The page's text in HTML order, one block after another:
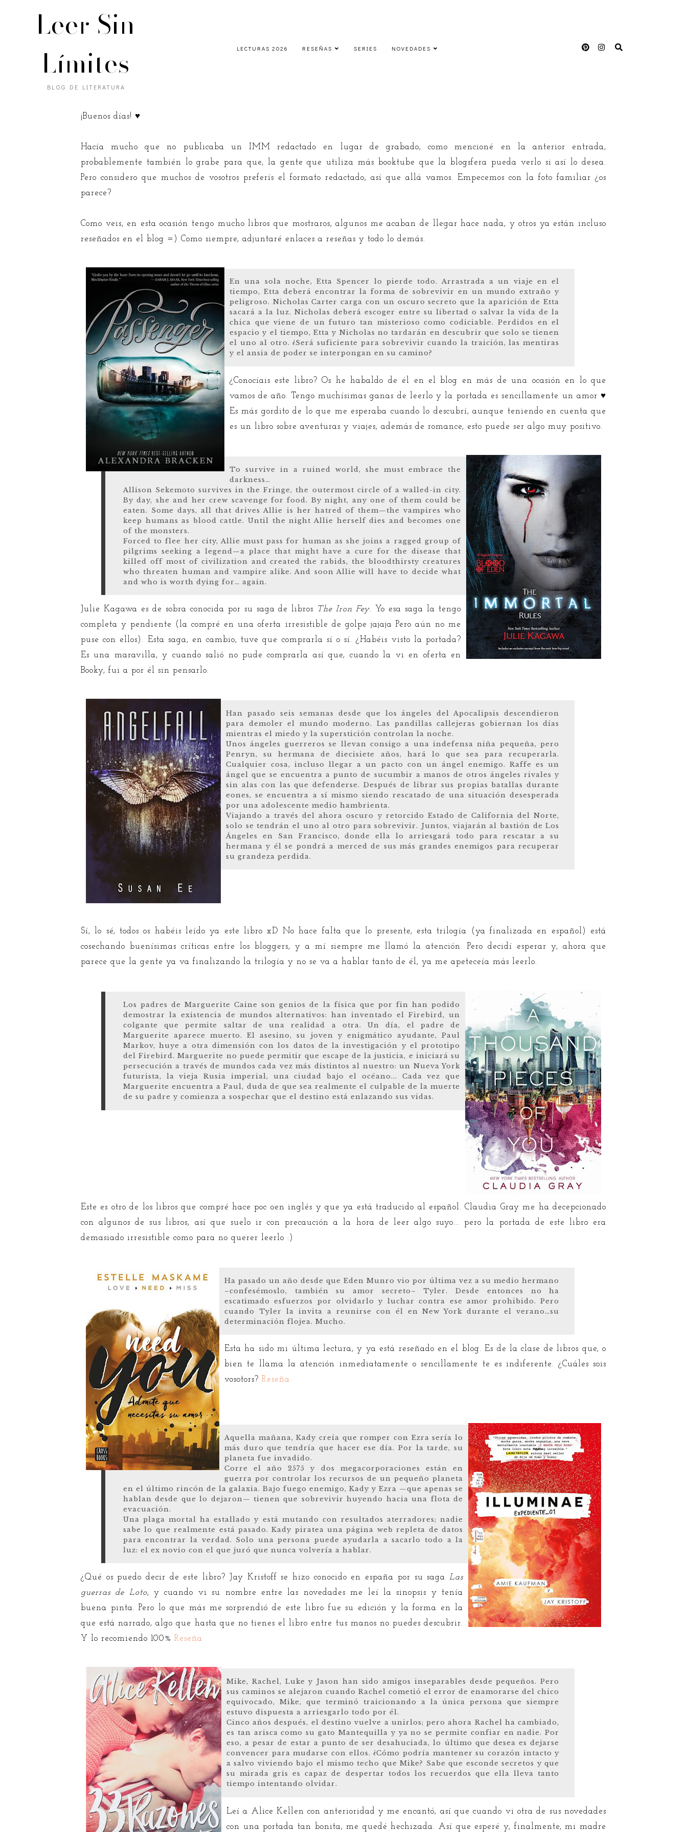
Leer Sin
Límites
BLOG DE LITERATURA
LECTURAS 2026 RESEÑAS SERIES NOVEDADES
¡Buenos días! ♥
Hacía mucho que no publicaba un IMM redactado en lugar de grabado, como mencioné en la anterior entrada,
probablemente también lo grabe para que, la gente que utiliza más booktube que la blogsfera pueda verlo si así lo desea.
Pero considero que muchos de vosotros preferís el formato redactado, así que allá vamos. Empecemos con la foto familiar ¿os
parece?
Como veis, en esta ocasión tengo mucho libros que mostraros, algunos me acaban de llegar hace nada, y otros ya están incluso
reseñados en el blog =) Como siempre, adjuntaré enlaces a reseñas y todo lo demás.
En una sola noche, Etta Spencer lo pierde todo. Arrastrada a un viaje en el
tiempo, Etta deberá encontrar la forma de sobrevivir en un mundo extraño y
peligroso. Nicholas Carter carga con un oscuro secreto que la aparición de Etta
sacará a la luz. Nicholas deberá escoger entre su libertad o salvar la vida de la
chica que viene de un futuro tan misterioso como codiciable. Perdidos en el
espacio y el tiempo, Etta y Nicholas no tardarán en descubrir que solo se tienen
el uno al otro. ¿Será suficiente para sobrevivir cuando la traición, las mentiras
y el ansia de poder se interpongan en su camino?
¿Conocíais este libro? Os he habaldo de él en el blog en más de una ocasión en lo que
vamos de año. Tengo muchísimas ganas de leerlo y la portada es sencillamente un amor ♥
Es más gordito de lo que me esperaba cuando lo descubrí, aunque teniendo en cuenta que
es un libro sobre aventuras y viajes, además de romance, esto puede ser algo muy positivo.
To survive in a ruined world, she must embrace the
darkness…
Allison Sekemoto survives in the Fringe, the outermost circle of a walled-in city.
By day, she and her crew scavenge for food. By night, any one of them could be
eaten. Some days, all that drives Allie is her hatred of them—the vampires who
keep humans as blood cattle. Until the night Allie herself dies and becomes one
of the monsters.
Forced to flee her city, Allie must pass for human as she joins a ragged group of
pilgrims seeking a legend—a place that might have a cure for the disease that
killed off most of civilization and created the rabids, the bloodthirsty creatures
who threaten human and vampire alike. And soon Allie will have to decide what
and who is worth dying for… again.
Julie Kagawa es de sobra conocida por su saga de libros The Iron Fey. Yo esa saga la tengo
completa y pendiente (la compré en una oferta irresistible de golpe jajaja Pero aún no me
puse con ellos). Esta saga, en cambio, tuve que comprarla sí o sí. ¿Habéis visto la portada?
Es una maravilla, y cuando salió no pude comprarla así que, cuando la vi en oferta en
Booky, fui a por él sin pensarlo.
Han pasado seis semanas desde que los ángeles del Apocalipsis descendieron
para demoler el mundo moderno. Las pandillas callejeras gobiernan los días
mientras el miedo y la superstición controlan la noche.
Unos ángeles guerreros se llevan consigo a una indefensa niña pequeña, pero
Penryn, su hermana de diecisiete años, hará lo que sea para recuperarla.
Cualquier cosa, incluso llegar a un pacto con un ángel enemigo. Raffe es un
ángel que se encuentra a punto de sucumbir a manos de otros ángeles rivales y
sin alas con las que defenderse. Después de librar sus propias batallas durante
eones, se encuentra a sí mismo siendo rescatado de una situación desesperada
por una adolescente medio hambrienta.
Viajando a través del ahora oscuro y retorcido Estado de California del Norte,
solo se tendrán el uno al otro para sobrevivir. Juntos, viajarán al bastión de Los
Ángeles en San Francisco, donde ella lo arriesgará todo para rescatar a su
hermana y él se pondrá a merced de sus más grandes enemigos para recuperar
su grandeza perdida.
Sí, lo sé, todos os habéis leído ya este libro xD No hace falta que lo presente, esta trilogía (ya finalizada en español) está
cosechando buenísimas críticas entre los bloggers, y a mí siempre me llamó la atención. Pero decidí esperar y, ahora que
parece que la gente ya va finalizando la trilogía y no se va a hablar tanto de él, ya me apeteceía más leerlo.
Los padres de Marguerite Caine son genios de la física que por fin han podido
demostrar la existencia de mundos alternativos: han inventado el Firebird, un
colgante que permite saltar de una realidad a otra. Un día, el padre de
Marguerite aparece muerto. El asesino, su joven y enigmático ayudante, Paul
Markov, huye a otra dimensión con los datos de la investigación y el prototipo
del Firebird. Marguerite no puede permitir que escape de la justicia, e iniciará su
persecución a través de mundos cada vez más distintos al nuestro: un Nueva York
futurista, la vieja Rusia imperial, una ciudad bajo el océano... Cada vez que
Marguerite encuentra a Paul, duda de que sea realmente el culpable de la muerte
de su padre y comienza a sospechar que el destino está enlazando sus vidas.
Este es otro de los libros que compré hace poc oen inglés y que ya está traducido al español. Claudia Gray me ha decepcionado
con algunos de sus libros, así que suelo ir con precaución a la hora de leer algo suyo... pero la portada de este libro era
demasiado irresistible como para no querer leerlo :)
Ha pasado un año desde que Eden Munro vio por última vez a su medio hermano
–confesémoslo, también su amor secreto– Tyler. Desde entonces no ha
escatimado esfuerzos por olvidarlo y luchar contra ese amor prohibido. Pero
cuando Tyler la invita a reunirse con él en New York durante el verano…su
determinación flojea. Mucho.
Esta ha sido mi última lectura, y ya está reseñado en el blog. Es de la clase de libros que, o
bien te llama la atención inmediatamente o sencillamente te es indiferente. ¿Cuáles sois
vosotors? Reseña
Aquella mañana, Kady creía que romper con Ezra sería lo
más duro que tendría que hacer ese día. Por la tarde, su
planeta fue invadido.
Corre el año 2575 y dos megacorporaciones están en
guerra por controlar los recursos de un pequeño planeta
en el último rincón de la galaxia. Bajo fuego enemigo, Kady y Ezra —que apenas se
hablan desde que lo dejaron— tienen que sobrevivir huyendo hacia una flota de
evacuación.
Una plaga mortal ha estallado y está mutando con resultados aterradores; nadie
sabe lo que realmente está pasado. Kady piratea una página web repleta de datos
para encontrar la verdad. Solo una persona puede ayudarla a sacarlo todo a la
luz: el ex novio con el que juró que nunca volvería a hablar.
¿Qué os puedo decir de este libro? Jay Kristoff se hizo conocido en españa por su sagaLas
guerras de Loto, y cuando vi su nombre entre las novedades me leí la sinopsis y tenía
buena pinta. Pero lo que más me sorprendió de este libro fue su edición y la forma en la
que está narrado, algo que hasta que no tienes el libro entre tus manos no puedes descubrir.
Y lo recomiendo 100% Reseña
Mike, Rachel, Luke y Jason han sido amigos inseparables desde pequeños. Pero
sus caminos se alejaron cuando Rachel cometió el error de enamorarse del chico
equivocado, Mike, que terminó traicionando a la única persona que siempre
estuvo dispuesta a arriesgarlo todo por él.
Cinco años después, el destino vuelve a unirlos; pero ahora Rachel ha cambiado,
es tan arisca como su gato Mantequilla y ya no se permite confiar en nadie. Por
eso, a pesar de estar a punto de ser desahuciada, lo último que desea es dejarse
convencer para mudarse con ellos. ¿Cómo podría mantener su corazón intacto y
a salvo viviendo bajo el mismo techo que Mike? Sabe que esconde secretos y que
su mirada gris es capaz de despertar todos los recuerdos que ella lleva tanto
tiempo intentando olvidar.
Leí a Alice Kellen con anterioridad y me encantó, así que cuando vi otra de sus novedades
con una portada tan bonita, me quedé hechizada. Así que esperé y, finalmente, mi madre